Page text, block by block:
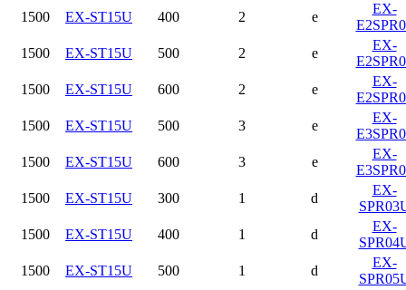
1500
EX-ST15U 400 2 e
EX-
1500
EX-ST15U 500 2 e
EX-
1500
EX-ST15U 600 2 e
EX-
1500
EX-ST15U 500 3 e
EX-
1500
EX-ST15U 600 3 e
EX-
1500
EX-ST15U 300 1 d
EX-
1500
EX-ST15U 400 1 d
EX-
1500
EX-ST15U 500 1 d
EX-